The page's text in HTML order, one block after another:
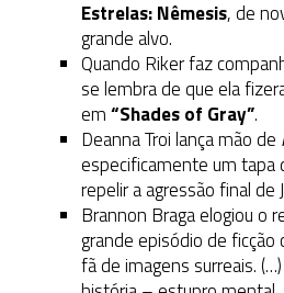
Estrelas: Nêmesis, de
grande alvo.
Quando Riker faz
se lembra de que ela
em“Shades of Gray”.
Deanna Troi lança mão de
especificamente um tapa
repelir a agressão final de
Brannon Braga elogiou o
grande episódio de ficção
fã de imagens surreais.